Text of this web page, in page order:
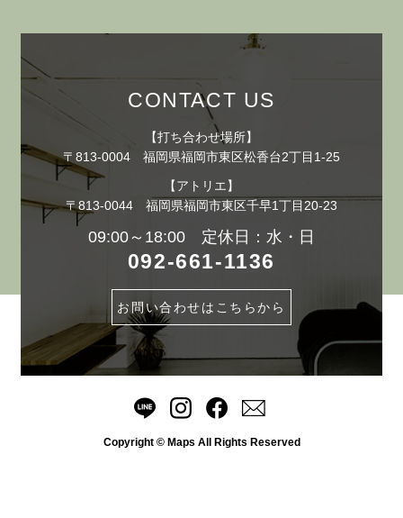
CONTACT US
【打ち合わせ場所】
〒813-0004 福岡県福岡市東区松香台2丁目1-25
【アトリエ】
〒813-0044 福岡県福岡市東区千早1丁目20-23
09:00～18:00 定休日：水・日
092-661-1136
お問い合わせはこちらから
Copyright © Maps All Rights Reserved